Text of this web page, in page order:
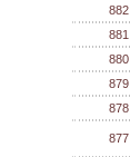
882
881
880
879
878
877